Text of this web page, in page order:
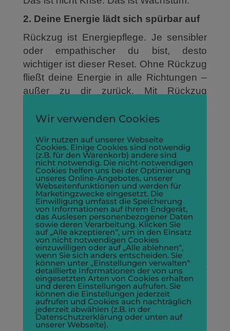
2. Deine Energie lädt sich spürbar auf
Rückzug ist Energiepflege. Je sensibler
oder empathischer du bist, desto
wichtiger ist dieser Reset. Ohne Rückzug
fließt deine Energie in alle Richtungen –
außer zu dir zurück. Mit Rückzug
stabiler.
3. Du findest emotionale Stabilität
Wenn du dir Raum nimmst, hörst du
deine Gefühle klarer. Nicht als
überwältigenden Sturm – sondern als
Hinweise. Im Rückzug spürst du wieder:
Was ist meins?
Was habe ich übernommen?
Was brauche ich wirklich?
Emotionale Stabilität entsteht nicht
dadurch, dass immer alles leicht ist.
Sondern dadurch, dass du dir erlaubst,
dich zu regulieren.
4. Du erkennst, was du wirklich willst
Wir verwenden Cookies
Wir nutzen auf unserer Webseite
Cookies. Einige Cookies sind notwendig
(z.B. für den Warenkorb) andere sind
nicht notwendig. Die nicht-notwendigen
Cookies helfen uns bei der Optimierung
unseres Online-Angebotes, unserer
Webseitenfunktionen und werden für
Marketingzwecke eingesetzt. Die
Einwilligung umfasst die Speicherung
von Informationen auf Ihrem Endgerät,
das Auslesen personenbezogener Daten
sowie deren Verarbeitung. Klicken Sie
auf „Alle akzeptieren“, um in den Einsatz
von nicht notwendigen Cookies
einzuwilligen oder auf „Alle ablehnen“,
wenn Sie sich anders entscheiden. Sie
können unter „Einstellungen verwalten“
detaillierte Informationen der von uns
eingesetzten Arten von Cookies erhalten
und deren Einstellungen aufrufen. Sie
können die Einstellungen jederzeit
aufrufen und Cookies auch nachträglich
jederzeit abwählen (z.B. in der
Datenschutzerklärung oder unten auf
unserer Webseite).